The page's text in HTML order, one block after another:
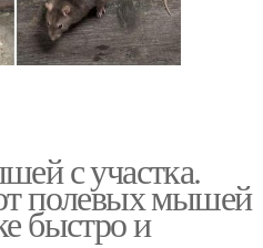
с участка.
полевых мышей
быстро и